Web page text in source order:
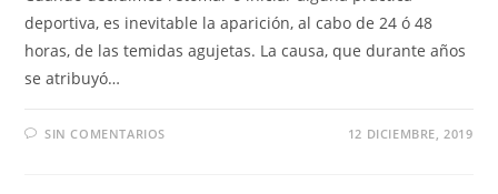
deportiva, es inevitable la aparición, al cabo de 24 ó 48
horas, de las temidas agujetas. La causa, que durante años
se atribuyó…
SIN COMENTARIOS 12 DICIEMBRE, 2019